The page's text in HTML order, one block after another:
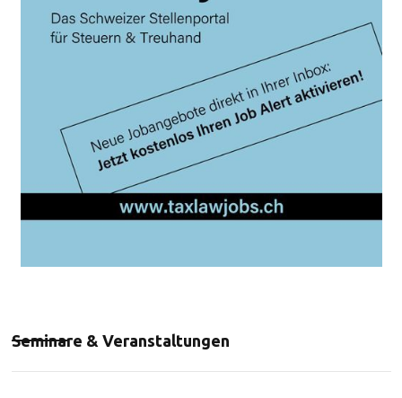
Seminare & Veranstaltungen